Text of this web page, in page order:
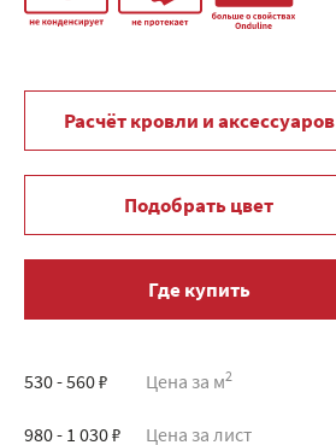
Расчёт кровли и аксессуаров
Подобрать цвет
Где купить
530 - 560 ₽ Цена за м2
980 - 1 030 ₽ Цена за лист